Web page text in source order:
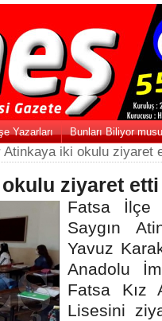
Yazarları Bunları Biliyor
Atinkaya iki okulu ziyaret
ziyaret etti
Fatsa İlçe
Saygın
Yavuz
Anadolu
Fatsa Kız
Lisesini